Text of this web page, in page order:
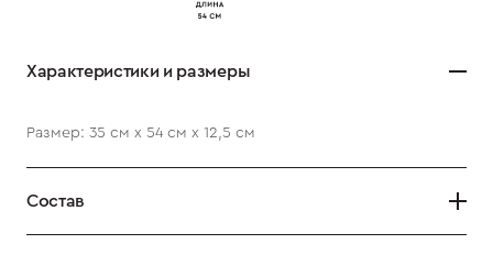
Характеристики и размеры
Размер: 35 см х 54 см х 12,5 см
Состав